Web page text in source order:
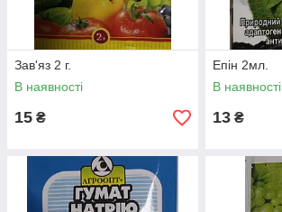
Зав'яз 2 г.
В наявності
15 ₴
Епін 2мл.
В наявності
13 ₴